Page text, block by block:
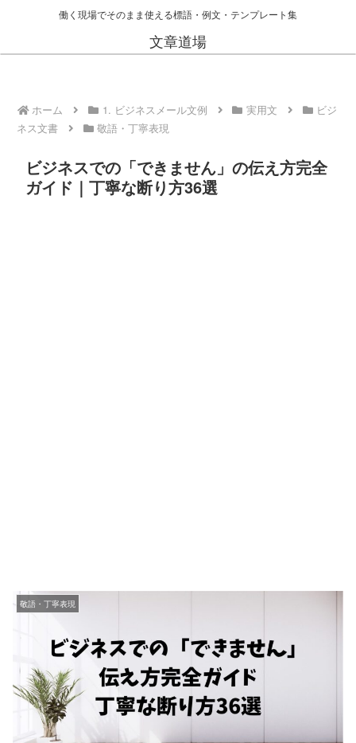
働く現場でそのまま使える標語・例文・テンプレート集
文章道場
ホーム 1. ビジネスメール文例 実用文
ビジ
ネス文書
敬語・丁寧表現
ビジネスでの「できません」の伝え方完全
ガイド｜丁寧な断り方36選
敬語・丁寧表現